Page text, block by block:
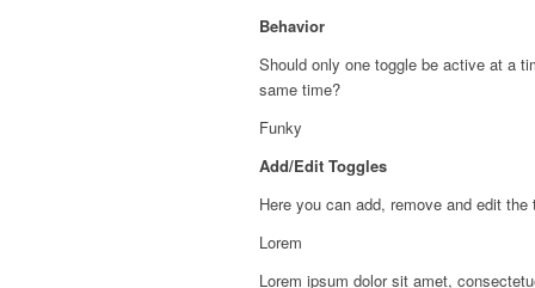
Behavior
Should only one toggle be active at a
same time?
Funky
Add/Edit Toggles
Here you can add, remove and edit
Lorem
Lorem ipsum dolor sit amet,